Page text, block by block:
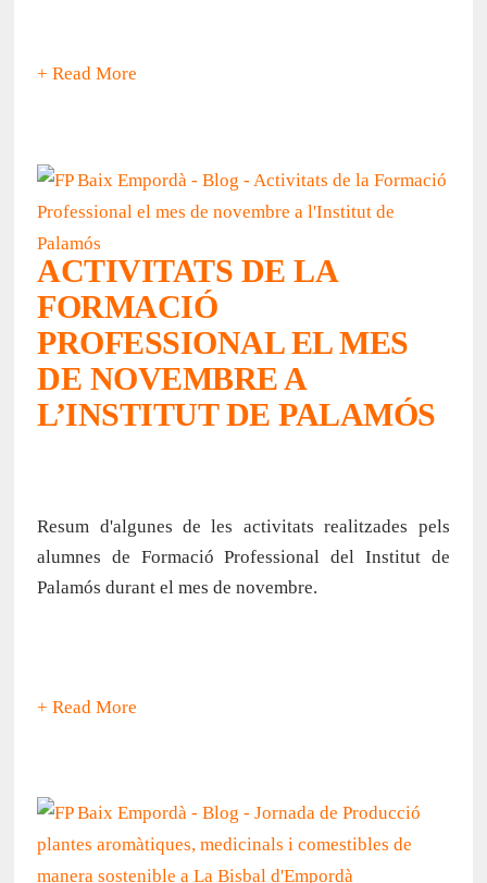
+ Read More
ACTIVITATS DE LA
FORMACIÓ
PROFESSIONAL EL MES
DE NOVEMBRE A
L’INSTITUT DE PALAMÓS
Resum d'algunes de les activitats realitzades pels
alumnes de Formació Professional del Institut de
Palamós durant el mes de novembre.
+ Read More